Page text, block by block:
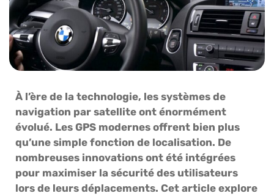
À l’ère de la technologie, les systèmes de
navigation par satellite ont énormément
évolué. Les GPS modernes offrent bien plus
qu’une simple fonction de localisation. De
nombreuses innovations ont été intégrées
pour maximiser la sécurité des utilisateurs
lors de leurs déplacements. Cet article explore